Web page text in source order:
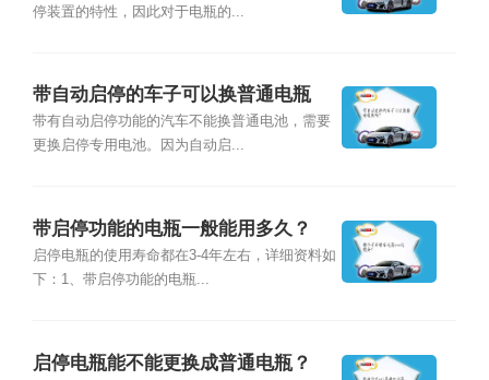
停装置的特性，因此对于电瓶的...
带自动启停的车子可以换普通电瓶
吗？
带有自动启停功能的汽车不能换普通电池，需要
更换启停专用电池。因为自动启...
带启停功能的电瓶一般能用多久？
启停电瓶的使用寿命都在3-4年左右，详细资料如
下：1、带启停功能的电瓶...
启停电瓶能不能更换成普通电瓶？